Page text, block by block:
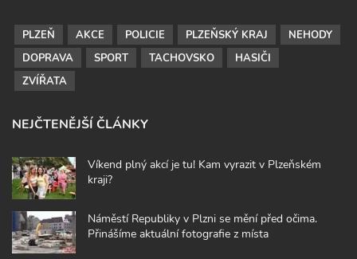
PLZEŇ AKCE POLICIE PLZEŇSKÝ KRAJ
NEHODY
DOPRAVA
SPORT TACHOVSKO
HASIČI
ZVÍŘATA
NEJČTENĚJŠÍ ČLÁNKY
Víkend plný akcí je tu! Kam vyrazit v Plzeňském
kraji?
Náměstí Republiky v Plzni se mění před očima.
Přinášíme aktuální fotografie z místa